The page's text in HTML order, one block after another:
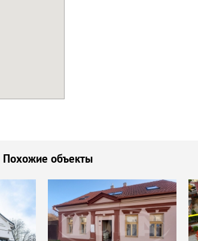
Похожие объекты